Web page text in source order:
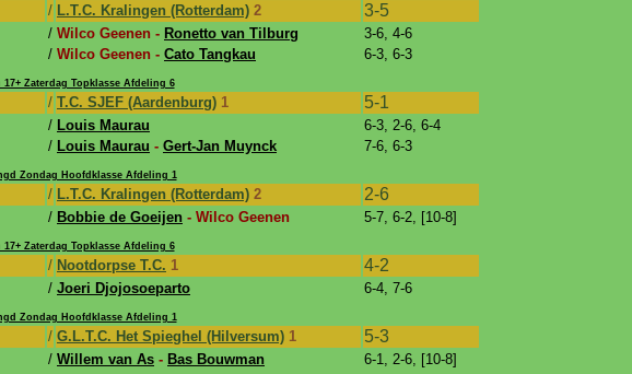
/ L.T.C. Kralingen (Rotterdam) 2 3-5
/ Wilco Geenen - Ronetto van Tilburg 3-6, 4-6
/ Wilco Geenen - Cato Tangkau 6-3, 6-3
17+ Zaterdag Topklasse Afdeling 6
/ T.C. SJEF (Aardenburg) 1 5-1
/ Louis Maurau 6-3, 2-6, 6-4
/ Louis Maurau - Gert-Jan Muynck 7-6, 6-3
Zondag Hoofdklasse Afdeling 1
/ L.T.C. Kralingen (Rotterdam) 2 2-6
/ Bobbie de Goeijen - Wilco Geenen 5-7, 6-2, [10-8]
17+ Zaterdag Topklasse Afdeling 6
/ Nootdorpse T.C. 1 4-2
/ Joeri Djojosoeparto 6-4, 7-6
Zondag Hoofdklasse Afdeling 1
/ G.L.T.C. Het Spieghel (Hilversum) 1 5-3
/ Willem van As - Bas Bouwman 6-1, 2-6, [10-8]